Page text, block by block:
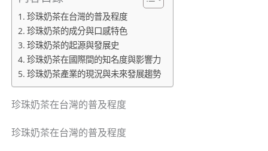
珍珠奶茶在台灣的普及程度
珍珠奶茶的成分與口感特色
珍珠奶茶的起源與發展史
珍珠奶茶在國際間的知名度與影響力
珍珠奶茶產業的現況與未來發展趨勢
珍珠奶茶在台灣的普及程度
珍珠奶茶在台灣的普及程度